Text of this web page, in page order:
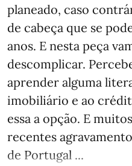
planeado, caso
de cabeça que se
anos. E nesta peça
descomplicar.
aprender alguma
imobiliário e ao
essa a opção. E
recentes
de Portugal ...